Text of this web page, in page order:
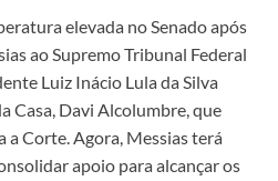
elevada no Senado após
ao Supremo Tribunal Federal
Luiz Inácio Lula da Silva
Casa, Davi Alcolumbre, que
Corte. Agora, Messias terá
apoio para alcançar os